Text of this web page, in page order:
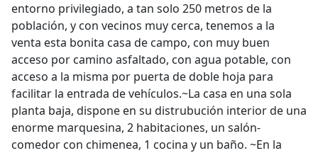
entorno privilegiado, a tan solo 250 metros de la
población, y con vecinos muy cerca, tenemos a la
venta esta bonita casa de campo, con muy buen
acceso por camino asfaltado, con agua potable, con
acceso a la misma por puerta de doble hoja para
facilitar la entrada de vehículos.~La casa en una sola
planta baja, dispone en su distrubución interior de una
enorme marquesina, 2 habitaciones, un salón-
comedor con chimenea, 1 cocina y un baño. ~En la